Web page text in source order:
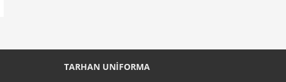
TARHAN UNİFORMA